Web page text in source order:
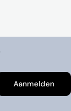
Aanmelden